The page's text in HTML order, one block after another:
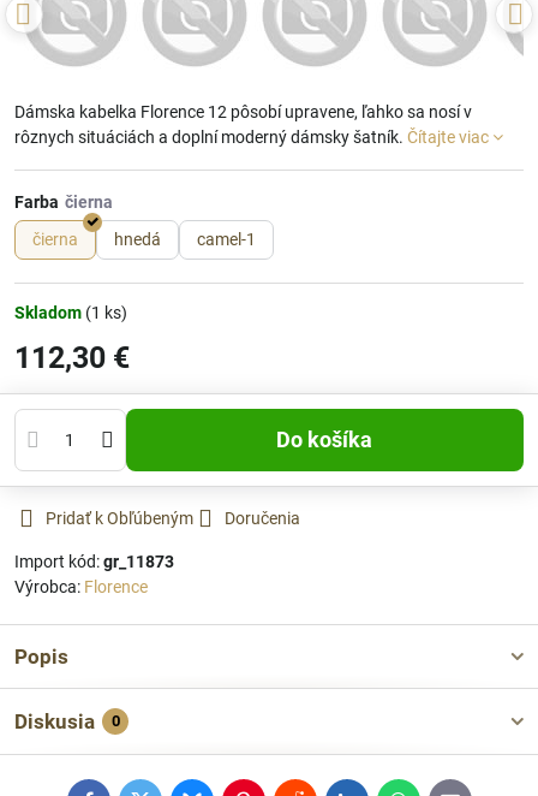
Dámska kabelka Florence 12 pôsobí upravene, ľahko sa nosí v
rôznych situáciách a doplní moderný dámsky šatník. Čítajte viac
Farba
čierna
hnedá camel-1
Skladom (1 ks)
112,30 €
Do košíka
Pridať k Obľúbeným Doručenia
Import kód:gr_11873
Výrobca: Florence
Popis
Diskusia 0